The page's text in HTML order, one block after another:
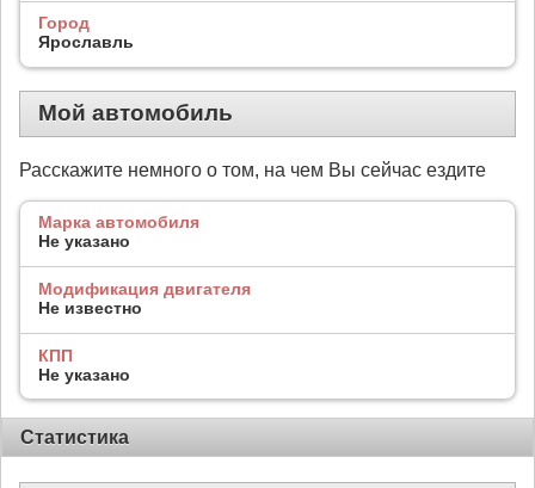
Город
Ярославль
Мой автомобиль
Расскажите немного о том, на чем Вы сейчас ездите
Марка автомобиля
Не указано
Модификация двигателя
Не известно
КПП
Не указано
Статистика